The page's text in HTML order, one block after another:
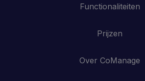
Functionaliteiten
Prijzen
Over CoManage